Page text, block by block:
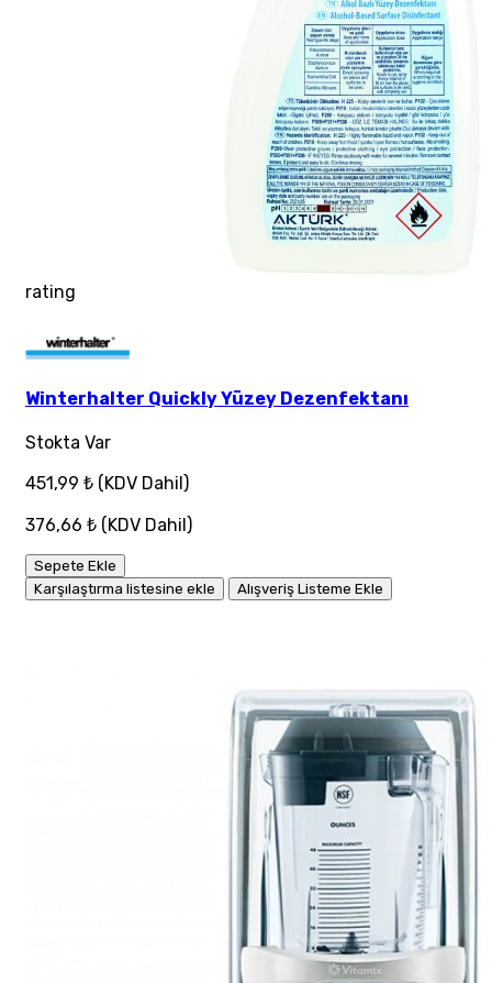
rating
Winterhalter Quickly Yüzey Dezenfektanı
Stokta Var
451,99 ₺ (KDV Dahil)
376,66 ₺ (KDV Dahil)
Sepete Ekle
Karşılaştırma listesine ekle
Alışveriş Listeme Ekle